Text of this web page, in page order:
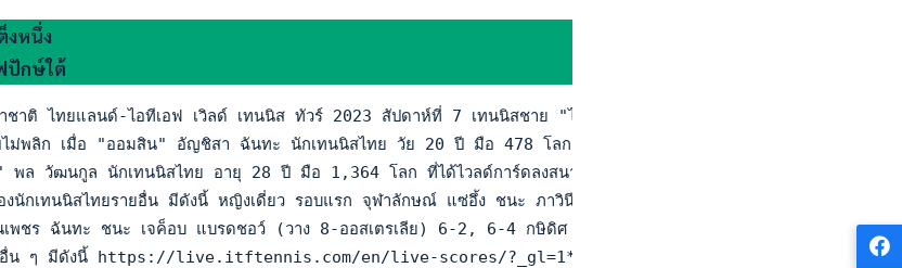
งหนึ่ง
ปักษ์ใต้
าติ ไทยแลนด์-ไอทีเอฟ เวิลด์ เทนนิส ทัวร์ 2023 สัปดาห์ที่ 7 เทนนิสชาย "ไอทีเอฟ เมนส์ เวิลด์ ทัวร์ 2023 (1)" แ
ม่พลิก เมื่อ "ออมสิน" อัญชิสา ฉันทะ นักเทนนิสไทย วัย 20 ปี มือ 478 โลก ที่ในรายการนี้ถูกจัดให้เป็นเต็ง 1 ของราย
พล วัฒนกูล นักเทนนิสไทย อายุ 28 ปี มือ 1,364 โลก ที่ได้ไวลด์การ์ดลงสนาม เก็บเซตแรกจาก โคดี้ เพียร์สัน หนุ่มออ
นักเทนนิสไทยรายอื่น มีดังนี้ หญิงเดี่ยว รอบแรก จุฬาลักษณ์ แซ่อึ้ง ชนะ ภาวินี ร่วมรักษ์ 6-0, 6-1 พัชรินทร์ ชีพชาญเด
พชร ฉันทะ ชนะ เจค็อบ แบรดชอว์ (วาง 8-ออสเตรเลีย) 6-2, 6-4 กษิดิศ สำเร็จ (วาง 3) ชนะ อิคบาล อิสฮาค (
น ๆ มีดังนี้ https://live.itftennis.com/en/live-scores/